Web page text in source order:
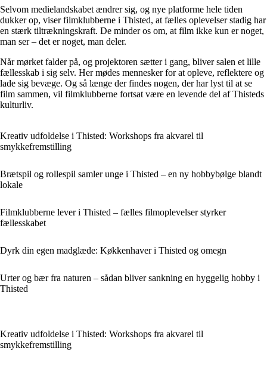
Selvom medielandskabet ændrer sig, og nye platforme hele tiden
dukker op, viser filmklubberne i Thisted, at fælles oplevelser stadig har
en stærk tiltrækningskraft. De minder os om, at film ikke kun er noget,
man ser – det er noget, man deler.
Når mørket falder på, og projektoren sætter i gang, bliver salen et lille
fællesskab i sig selv. Her mødes mennesker for at opleve, reflektere og
lade sig bevæge. Og så længe der findes nogen, der har lyst til at se
film sammen, vil filmklubberne fortsat være en levende del af Thisteds
kulturliv.
Kreativ udfoldelse i Thisted: Workshops fra akvarel til
smykkefremstilling
Brætspil og rollespil samler unge i Thisted – en ny hobbybølge blandt
lokale
Filmklubberne lever i Thisted – fælles filmoplevelser styrker
fællesskabet
Dyrk din egen madglæde: Køkkenhaver i Thisted og omegn
Urter og bær fra naturen – sådan bliver sankning en hyggelig hobby i
Thisted
Kreativ udfoldelse i Thisted: Workshops fra akvarel til
smykkefremstilling